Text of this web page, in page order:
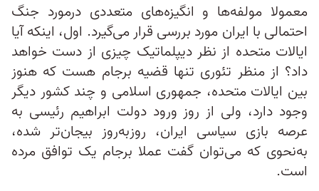
معمولا مولفه‌ها و انگیزه‌های متعددی درمورد جنگ
احتمالی با ایران مورد بررسی قرار می‌گیرد. اول، اینکه آیا
ایالات متحده از نظر دیپلماتیک چیزی از دست خواهد
داد؟ از منظر تئوری تنها قضیه برجام هست که هنوز
بین ایالات متحده، جمهوری اسلامی و چند کشور دیگر
وجود دارد، ولی از روز ورود دولت ابراهیم رئیسی به
عرصه بازی سیاسی ایران، روزبه‌روز بیجان‌تر شده،
به‌نحوی که می‌توان گفت عملا برجام یک توافق مرده
است.